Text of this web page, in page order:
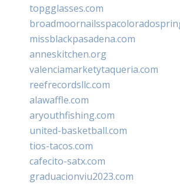
topgglasses.com
missblackpasadena.com
anneskitchen.org
valenciamarketytaqueria.com
reefrecordsllc.com
alawaffle.com
aryouthfishing.com
united-basketball.com
tios-tacos.com
cafecito-satx.com
graduacionviu2023.com